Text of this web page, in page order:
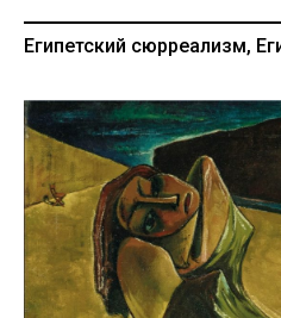
Египетский сюрреализм,